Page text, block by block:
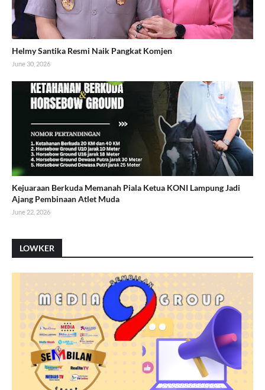
Helmy Santika Resmi Naik Pangkat Komjen
June 30, 2026
Kejuaraan Berkuda Memanah Piala Ketua KONI Lampung Jadi
Ajang Pembinaan Atlet Muda
June 22, 2026
LOWKER